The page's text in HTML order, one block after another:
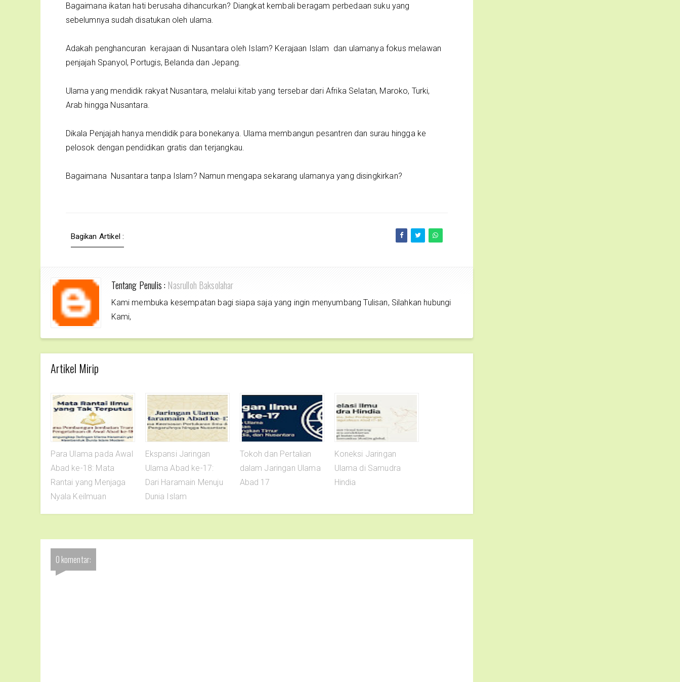
Bagaimana ikatan hati berusaha dihancurkan? Diangkat kembali beragam perbedaan suku yang
sebelumnya sudah disatukan oleh ulama.
Adakah penghancuran kerajaan di Nusantara oleh Islam? Kerajaan Islam dan ulamanya fokus melawan
penjajah Spanyol, Portugis, Belanda dan Jepang.
Ulama yang mendidik rakyat Nusantara, melalui kitab yang tersebar dari Afrika Selatan, Maroko, Turki,
Arab hingga Nusantara.
Dikala Penjajah hanya mendidik para bonekanya. Ulama membangun pesantren dan surau hingga ke
pelosok dengan pendidikan gratis dan terjangkau.
Bagaimana Nusantara tanpa Islam? Namun mengapa sekarang ulamanya yang disingkirkan?
Bagikan Artikel :
Tentang Penulis : Nasrulloh Baksolahar
Kami membuka kesempatan bagi siapa saja yang ingin menyumbang Tulisan, Silahkan hubungi
Kami,
Artikel Mirip
Para Ulama pada Awal
Abad ke-18: Mata
Rantai yang Menjaga
Nyala Keilmuan
Ekspansi Jaringan
Ulama Abad ke-17:
Dari Haramain Menuju
Dunia Islam
Tokoh dan Pertalian
dalam Jaringan Ulama
Abad 17
Koneksi Jaringan
Ulama di Samudra
Hindia
0 komentar: